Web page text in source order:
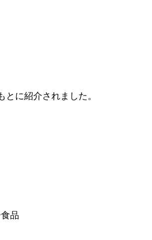
に紹介されました。
品